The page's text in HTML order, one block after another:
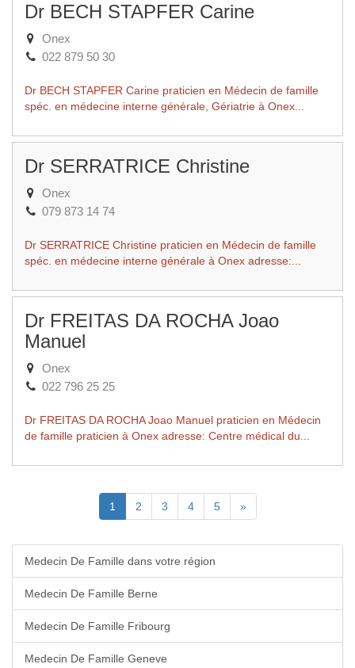
Dr BECH STAPFER Carine
Onex
022 879 50 30
Dr BECH STAPFER Carine praticien en Médecin de famille
spéc. en médecine interne générale, Gériatrie à Onex...
Dr SERRATRICE Christine
Onex
079 873 14 74
Dr SERRATRICE Christine praticien en Médecin de famille
spéc. en médecine interne générale à Onex adresse:...
Dr FREITAS DA ROCHA Joao
Manuel
Onex
022 796 25 25
Dr FREITAS DA ROCHA Joao Manuel praticien en Médecin
de famille praticien à Onex adresse: Centre médical du...
1 (Actuelle)
2 3 4 5 »Suivante
Medecin De Famille dans votre région
Medecin De Famille Berne
Medecin De Famille Fribourg
Medecin De Famille Geneve